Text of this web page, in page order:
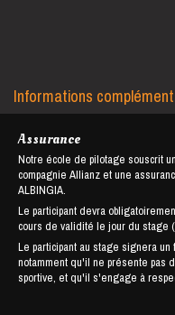
Informations
Assurance
Notre école de pilotage souscrit
compagnie Allianz et une
ALBINGIA.
Le participant devra
cours de validité le jour du stage
Le participant au stage signera
notamment qu'il ne présente pas
sportive, et qu'il s'engage à